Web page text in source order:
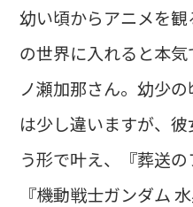
幼い頃からアニメを
の世界に入れると本
ノ瀬加那さん。幼少
は少し違いますが、
う形で叶え、『葬送の
『機動戦士ガンダム